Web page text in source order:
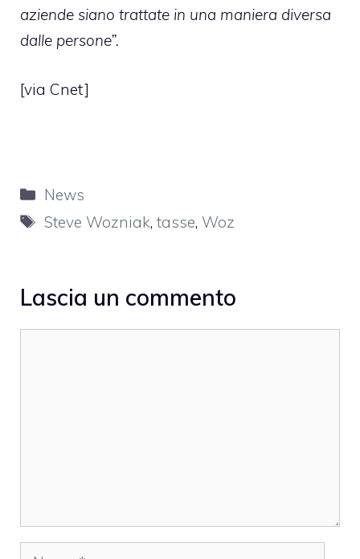
aziende siano trattate in una maniera diversa
dalle persone”.
[via Cnet]
Categorie
News
Tag
Steve Wozniak,tasse, Woz
Lascia un commento
Nome